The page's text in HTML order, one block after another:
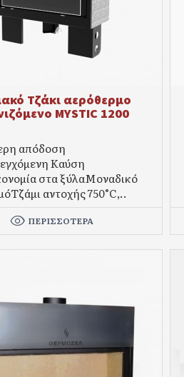
Τζάκι αερόθερμο
MYSTIC 1200
απόδοση
Καύση
στα ξύλαΜοναδικό
αντοχής 750°C,..
ΠΕΡΙΣΣΌΤΕΡΑ